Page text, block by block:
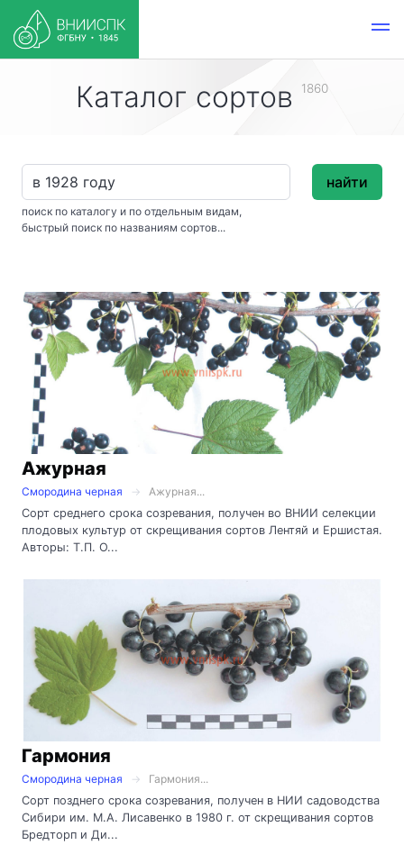
Каталог сортов 1860
поиск по каталогу и по отдельным видам,
быстрый поиск по названиям сортов...
найти
Ажурная
Смородина черная
Ажурная...
Сорт среднего срока созревания, получен во ВНИИ селекции
плодовых культур от скрещивания сортов Лентяй и Ершистая.
Авторы: Т.П. О...
Гармония
Смородина черная
Гармония...
Сорт позднего срока созревания, получен в НИИ садоводства
Сибири им. М.А. Лисавенко в 1980 г. от скрещивания сортов
Бредторп и Ди...